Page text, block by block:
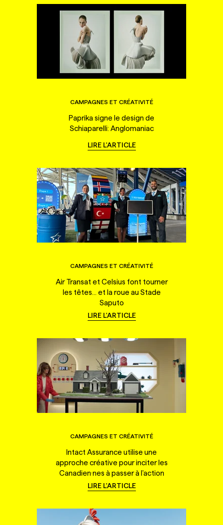
CAMPAGNES ET CRÉATIVITÉ
Paprika signe le design de
Schiaparelli: Anglomaniac
LIRE L'ARTICLE
CAMPAGNES ET CRÉATIVITÉ
Air Transat et Celsius font tourner
les têtes... et la roue au Stade
Saputo
LIRE L'ARTICLE
CAMPAGNES ET CRÉATIVITÉ
Intact Assurance utilise une
approche créative pour inciter les
Canadien·nes à passer à l'action
LIRE L'ARTICLE